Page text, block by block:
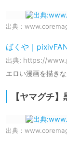
出典：
ばくや｜
出典: https://
エロい漫画を描き
【ヤマグチ
出典：